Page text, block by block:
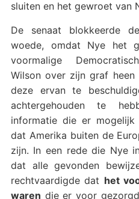
sluiten en het gewroet van
De senaat blokkeerde
woede, omdat Nye het
voormalige
Wilson over zijn graf
deze ervan te
achtergehouden te
informatie die er
dat Amerika buiten de
zijn. In een rede die Nye
dat alle gevonden
rechtvaardigde dat het
waren die er voor